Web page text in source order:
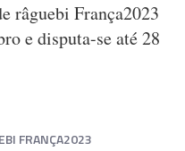
râguebi França2023
e disputa-se até 28
FRANÇA2023